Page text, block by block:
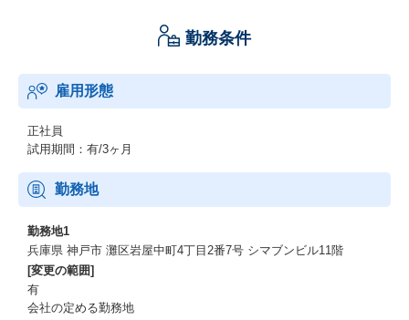
勤務条件
雇用形態
正社員
試用期間：有/3ヶ月
勤務地
勤務地1
兵庫県 神戸市 灘区岩屋中町4丁目2番7号 シマブンビル11階
[変更の範囲]
有
会社の定める勤務地